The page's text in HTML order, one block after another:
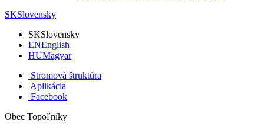
SKSlovensky
SKSlovensky
ENEnglish
HUMagyar
Stromová štruktúra
Aplikácia
Facebook
Obec Topoľníky